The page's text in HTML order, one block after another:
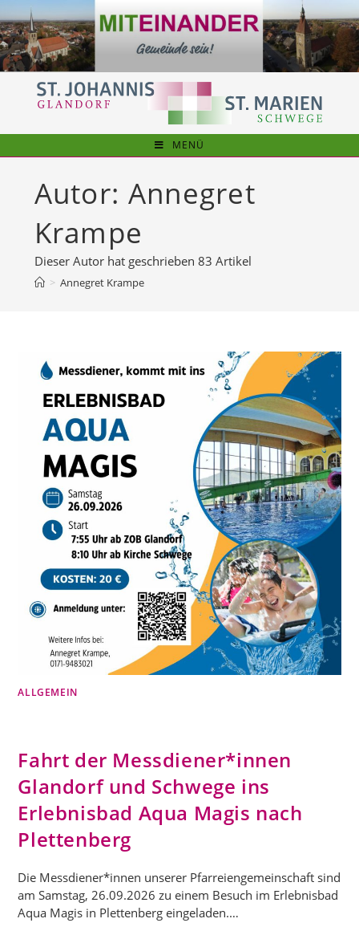
Inhalt
springen
MENÜ
Autor: Annegret
Krampe
Dieser Autor hat geschrieben 83 Artikel
> Annegret Krampe
ALLGEMEIN
Fahrt der Messdiener*innen
Glandorf und Schwege ins
Erlebnisbad Aqua Magis nach
Plettenberg
Die Messdiener*innen unserer Pfarreiengemeinschaft sind
am Samstag, 26.09.2026 zu einem Besuch im Erlebnisbad
Aqua Magis in Plettenberg eingeladen.…